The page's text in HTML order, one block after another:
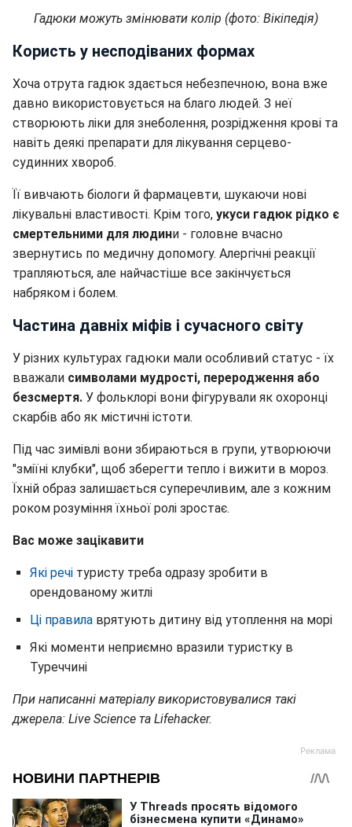
Гадюки можуть змінювати колір (фото: Вікіпедія)
Користь у несподіваних формах
Хоча отрута гадюк здається небезпечною, вона вже
давно використовується на благо людей. З неї
створюють ліки для знеболення, розрідження крові та
навіть деякі препарати для лікування серцево-
судинних хвороб.
Її вивчають біологи й фармацевти, шукаючи нові
лікувальні властивості. Крім того, укуси гадюк рідко є
смертельними для людини - головне вчасно
звернутись по медичну допомогу. Алергічні реакції
трапляються, але найчастіше все закінчується
набряком і болем.
Частина давніх міфів і сучасного світу
У різних культурах гадюки мали особливий статус - їх
вважали символами мудрості, переродження або
безсмертя. У фольклорі вони фігурували як охоронці
скарбів або як містичні істоти.
Під час зимівлі вони збираються в групи, утворюючи
"зміїні клубки", щоб зберегти тепло і вижити в мороз.
Їхній образ залишається суперечливим, але з кожним
роком розуміння їхньої ролі зростає.
Вас може зацікавити
Які речі туристу треба одразу зробити в
орендованому житлі
Ці правила врятують дитину від утоплення на морі
Які моменти неприємно вразили туристку в
Туреччині
При написанні матеріалу використовувалися такі
джерела: Live Science та Lifehacker.